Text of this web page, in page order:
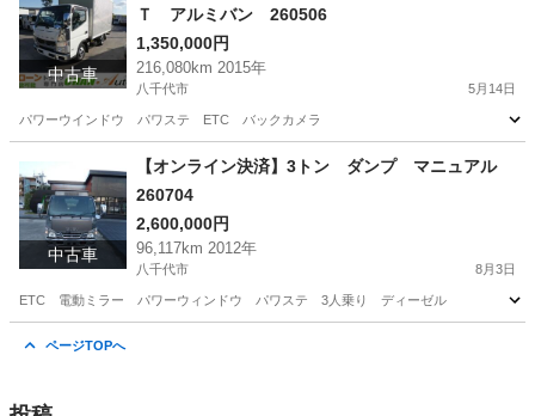
中古車
Ｔ アルミバン 260506
1,350,000円
216,080km 2015年
八千代市 5月14日
パワーウインドウ パワステ ETC バックカメラ
その他
中古車
【オンライン決済】3トン ダンプ マニュアル
260704
2,600,000円
96,117km 2012年
八千代市 8月3日
ETC 電動ミラー パワーウィンドウ パワステ 3人乗り ディーゼル
ページTOPへ